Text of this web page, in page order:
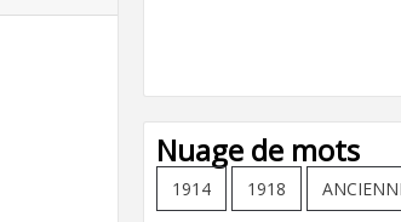
Nuage de mots
1914 1918